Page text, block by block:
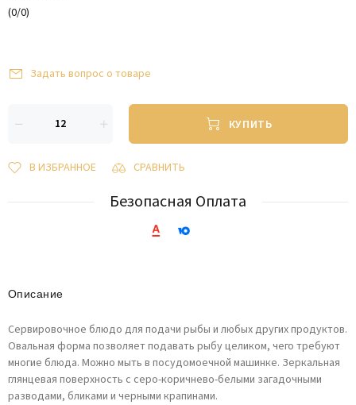
(0/0)
Задать вопрос о товаре
КУПИТЬ
В ИЗБРАННОЕ СРАВНИТЬ
Безопасная Оплата
Описание
Сервировочное блюдо для подачи рыбы и любых других продуктов.
Овальная форма позволяет подавать рыбу целиком, чего требуют
многие блюда. Можно мыть в посудомоечной машинке. Зеркальная
глянцевая поверхность c серо-коричнево-белыми загадочными
разводами, бликами и черными крапинами.